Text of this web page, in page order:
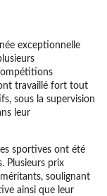
exceptionnelle
travaillé fort tout
sous la supervision
leur
sportives ont été
Plusieurs prix
soulignant
ainsi que leur